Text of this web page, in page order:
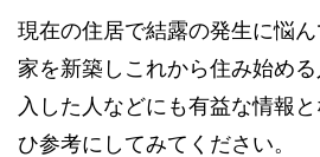
現在の住居で結露の発生に悩ん
家を新築しこれから住み始め
入した人などにも有益な情報
ひ参考にしてみてください。